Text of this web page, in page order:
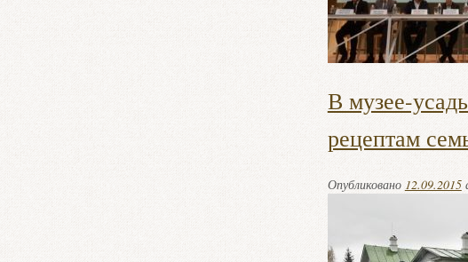
В музее-
рецептам
Опубликовано 12.09.2015